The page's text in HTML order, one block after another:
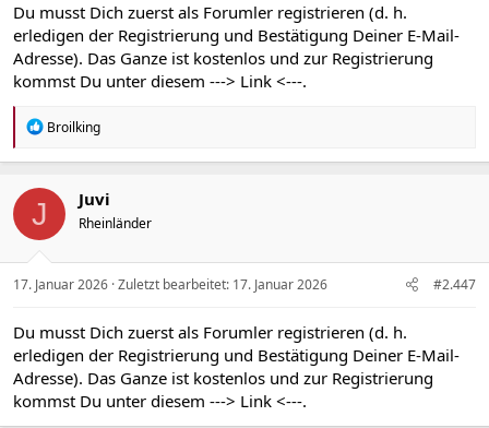
Du musst Dich zuerst als Forumler registrieren (d. h.
erledigen der Registrierung und Bestätigung Deiner E-Mail-
Adresse). Das Ganze ist kostenlos und zur Registrierung
kommst Du unter diesem ---> Link <---.
R
a
t
e
n
Broilking
J Juvi
Rheinländer
17. Januar 2026 Zuletzt bearbeitet: 17. Januar 2026 #2.447
Du musst Dich zuerst als Forumler registrieren (d. h.
erledigen der Registrierung und Bestätigung Deiner E-Mail-
Adresse). Das Ganze ist kostenlos und zur Registrierung
kommst Du unter diesem ---> Link <---.